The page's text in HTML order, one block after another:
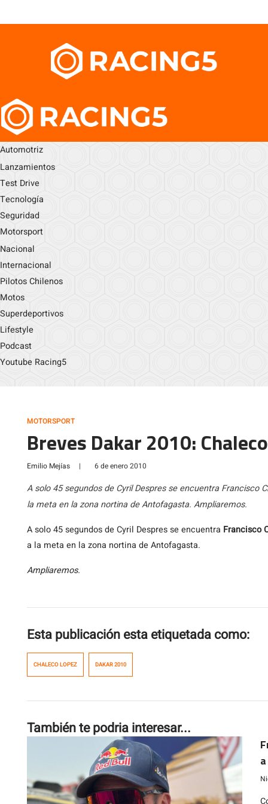
Automotriz
Lanzamientos
Test Drive
Tecnología
Seguridad
Motorsport
Nacional
Internacional
Pilotos Chilenos
Motos
Superdeportivos
Lifestyle
Podcast
Youtube Racing5
MOTORSPORT
Breves Dakar 2010:
Emilio Mejías | 6 de enero 2010
A solo 45 segundos de Cyril Despres se encuentra Francisco
la meta en la zona nortina de Antofagasta. Ampliaremos.
A solo 45 segundos de Cyril Despres se encuentra Francisco
a la meta en la zona nortina de Antofagasta.
Ampliaremos.
Esta publicación esta etiquetada como:
CHALECO LOPEZ DAKAR 2010
También te podria interesar...